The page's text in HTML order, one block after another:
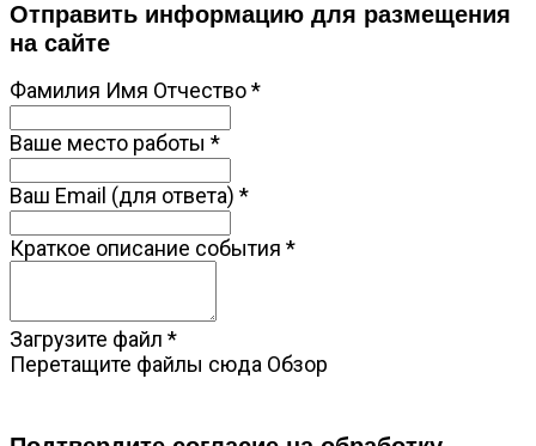
Отправить информацию для размещения
на сайте
Фамилия Имя Отчество*
Ваше место работы *
Ваш Email (для ответа) *
Краткое описание события *
Загрузите файл *
Перетащите файлы сюда Обзор